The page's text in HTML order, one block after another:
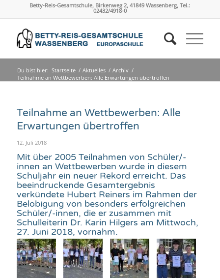
Betty-Reis-Gesamtschule, Birkenweg 2, 41849 Wassenberg, Tel.:
02432/4918-0
Du bist hier: Startseite / Aktuelles / Archiv /
Teilnahme an Wettbewerben: Alle Erwartungen übertroffen
Teilnahme an Wettbewerben: Alle
Erwartungen übertroffen
12. Juli 2018
Mit über 2005 Teilnahmen von Schüler/-
innen an Wettbewerben wurde in diesem
Schuljahr ein neuer Rekord erreicht. Das
beeindruckende Gesamtergebnis
verkündete Hubert Reiners im Rahmen der
Belobigung von besonders erfolgreichen
Schüler/-innen, die er zusammen mit
Schulleiterin Dr. Karin Hilgers am Mittwoch,
27. Juni 2018, vornahm.